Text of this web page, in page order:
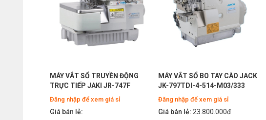
MÁY VẮT SỔ TRUYỀN ĐỘNG
TRỰC TIẾP JAKI JR-747F
Đăng nhập để xem giá sỉ
Giá bán lẻ:
MÁY VẮT SỔ BO TAY CÀO JACK
JK-797TDI-4-514-M03/333
Đăng nhập để xem giá sỉ
Giá bán lẻ: 23.800.000đ